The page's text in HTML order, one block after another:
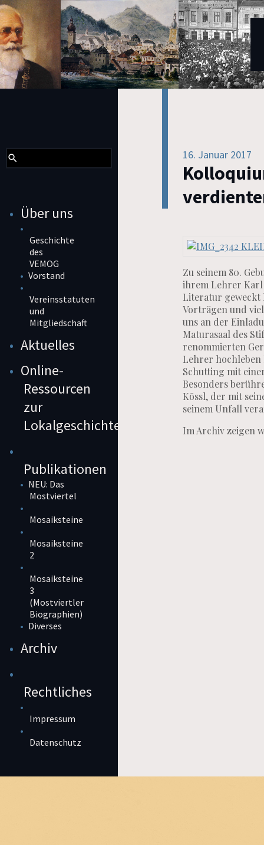
Über uns
Geschichte
des
VEMOG
Vorstand
Vereinsstatuten
und
Mitgliedschaft
Aktuelles
Online-
Ressourcen
zur
Lokalgeschichte
Publikationen
NEU: Das
Mostviertel
Mosaiksteine
Mosaiksteine
2
Mosaiksteine
3
(Mostviertler
Biographien)
Diverses
Archiv
Rechtliches
Impressum
Datenschutz
16. Januar 2017
Zu seinem 80.
ihrem Lehrer Karl
Literatur geweckt
Vorträgen und
uns an der
Maturasaal des
renommierten
Lehrer hochleben
Schutting mit
Besonders
Kössl, der mit
seinem Unfall
Im Archiv zeigen